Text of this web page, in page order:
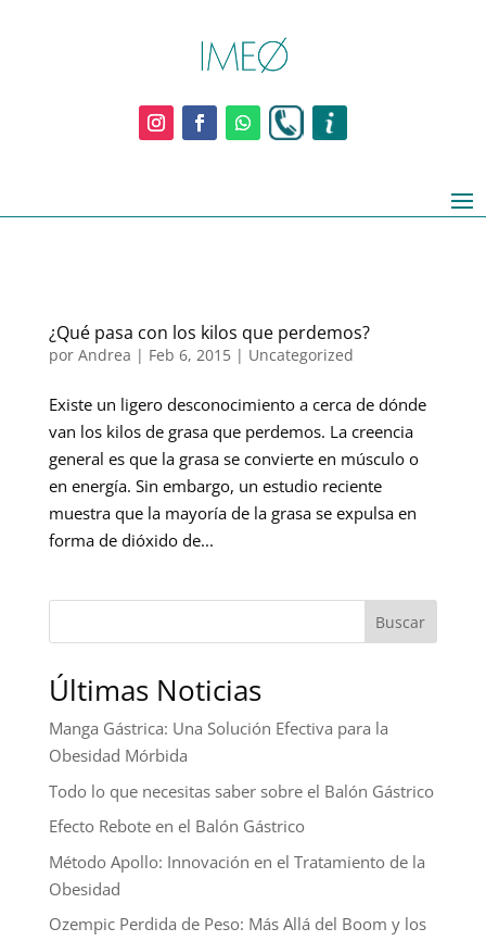
¿Qué pasa con los kilos que perdemos?
por Andrea | Feb 6, 2015| Uncategorized
Existe un ligero desconocimiento a cerca de dónde
van los kilos de grasa que perdemos. La creencia
general es que la grasa se convierte en músculo o
en energía. Sin embargo, un estudio reciente
muestra que la mayoría de la grasa se expulsa en
forma de dióxido de...
Buscar
Últimas Noticias
Manga Gástrica: Una Solución Efectiva para la
Obesidad Mórbida
Todo lo que necesitas saber sobre el Balón Gástrico
Efecto Rebote en el Balón Gástrico
Método Apollo: Innovación en el Tratamiento de la
Obesidad
Ozempic Perdida de Peso: Más Allá del Boom y los